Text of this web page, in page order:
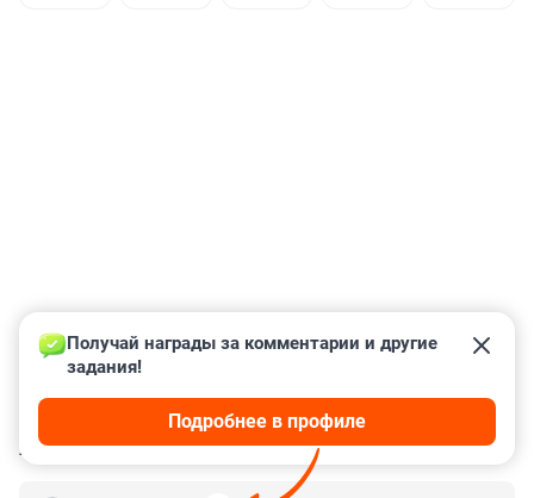
КОММЕНТАРИИ 24
Получай награды за комментарии и другие
задания!
Подробнее в профиле